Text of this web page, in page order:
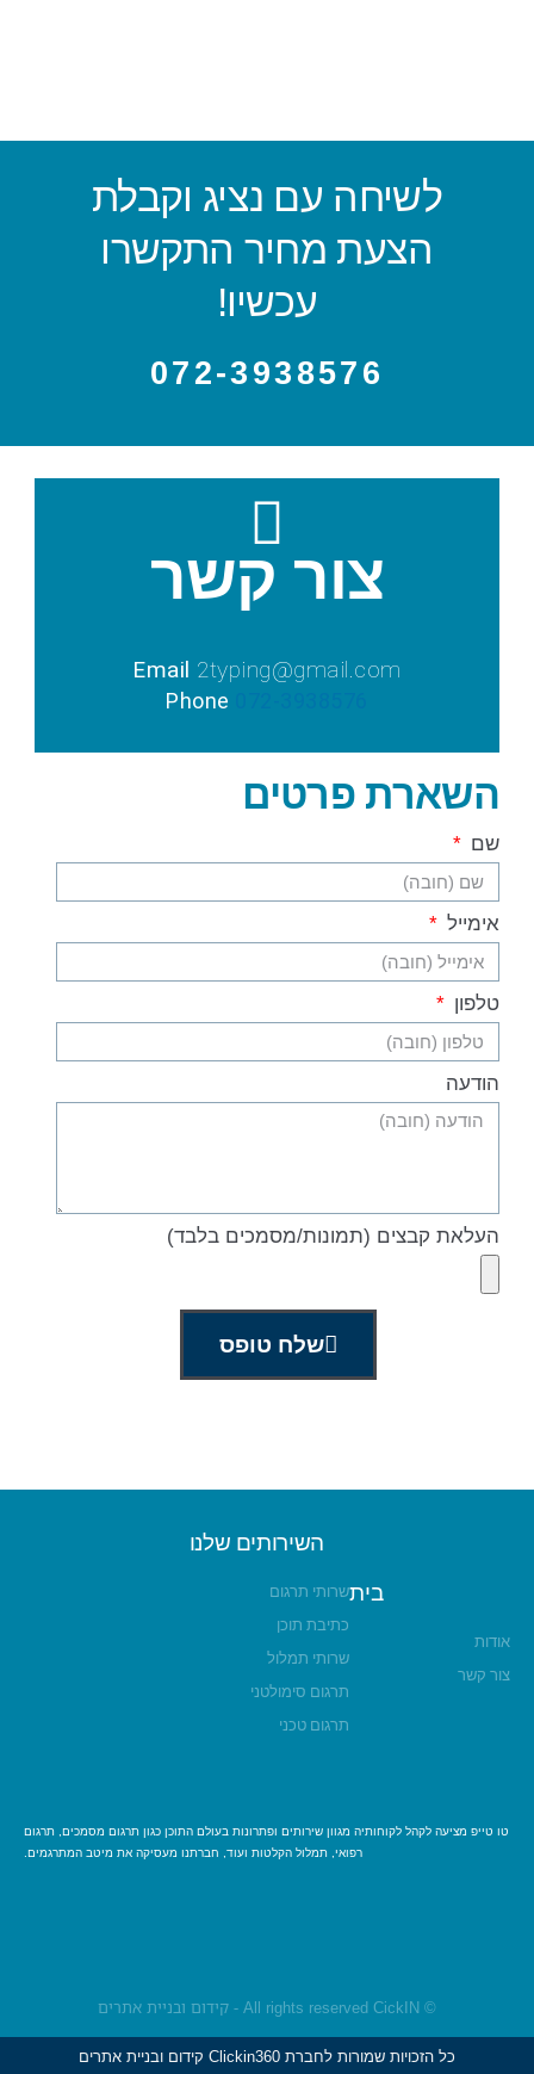
לשיחה עם נציג וקבלת
הצעת מחיר התקשרו
עכשיו!
072-3938576
צור קשר
Email 2typing@gmail.com
Phone
השארת פרטים
שם
אימייל
טלפון
הודעה
העלאת קבצים (תמונות/מסמכים בלבד)
שלח טופס
בית
אודות
צור קשר
השירותים שלנו
שרותי תרגום
כתיבת תוכן
שרותי תמלול
תרגום סימולטני
תרגום טכני
טו טייפ מציעה לקהל לקוחותיה מגוון שירותים ופתרונות בעולם התוכן כגון תרגום מסמכים, תרגום
רפואי, תמלול הקלטות ועוד, חברתנו מעסיקה את מיטב המתרגמים.
© All rights reserved CickIN - קידום ובניית אתרים
כל הזכויות שמורות לחברת Clickin360 קידום ובניית אתרים